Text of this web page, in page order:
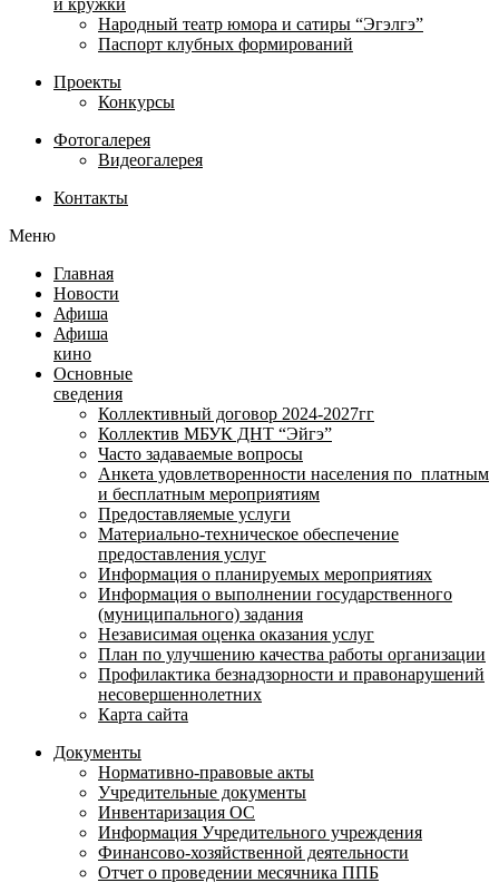
Народный театр юмора и сатиры “Эгэлгэ”
Паспорт клубных формирований
Проекты
Конкурсы
Фотогалерея
Видеогалерея
Контакты
Меню
Главная
Новости
Афиша
Афиша
кино
Основные
сведения
Коллективный договор 2024-2027гг
Коллектив МБУК ДНТ “Эйгэ”
Часто задаваемые вопросы
Анкета удовлетворенности населения по платным
и бесплатным мероприятиям
Предоставляемые услуги
Материально-техническое обеспечение
предоставления услуг
Информация о планируемых мероприятиях
Информация о выполнении государственного
(муниципального) задания
Независимая оценка оказания услуг
План по улучшению качества работы организации
Профилактика безнадзорности и правонарушений
несовершеннолетних
Карта сайта
Документы
Нормативно-правовые акты
Учредительные документы
Инвентаризация ОС
Информация Учредительного учреждения
Финансово-хозяйственной деятельности
Отчет о проведении месячника ППБ